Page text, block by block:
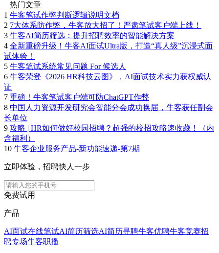
热门文章
1 牛客笔试作弊判断逻辑说明文档
2 7大体系防作弊，牛客放大招了！严肃笔试客户端上线！
3 牛客AI简历筛选：提升招聘效率的智能解决方案
4 全新重磅升级！牛客AI面试Ultra版，打造“真人级”沉浸式面
试体验！
5 牛客笔试系统常见问题 For 候选人
6 牛客荣登《2026 HR科技云图》，AI面试技术实力获权威认
证
7 重磅！牛客笔试客户端可防ChatGPT作弊
8 中国人力资源开发研究会智能分会成功换届，牛客获任副会
长单位
9 攻略 | HR如何做好校园招聘？超强的校招攻略速收藏！（内
含福利）
10 牛客企业服务产品-新功能速递-第7期
立即体验，招聘快人一步
免费试用
产品
AI面试在线笔试AI简历筛选AI简历寻聘牛客优聘牛客竞赛招
聘专场牛客职播